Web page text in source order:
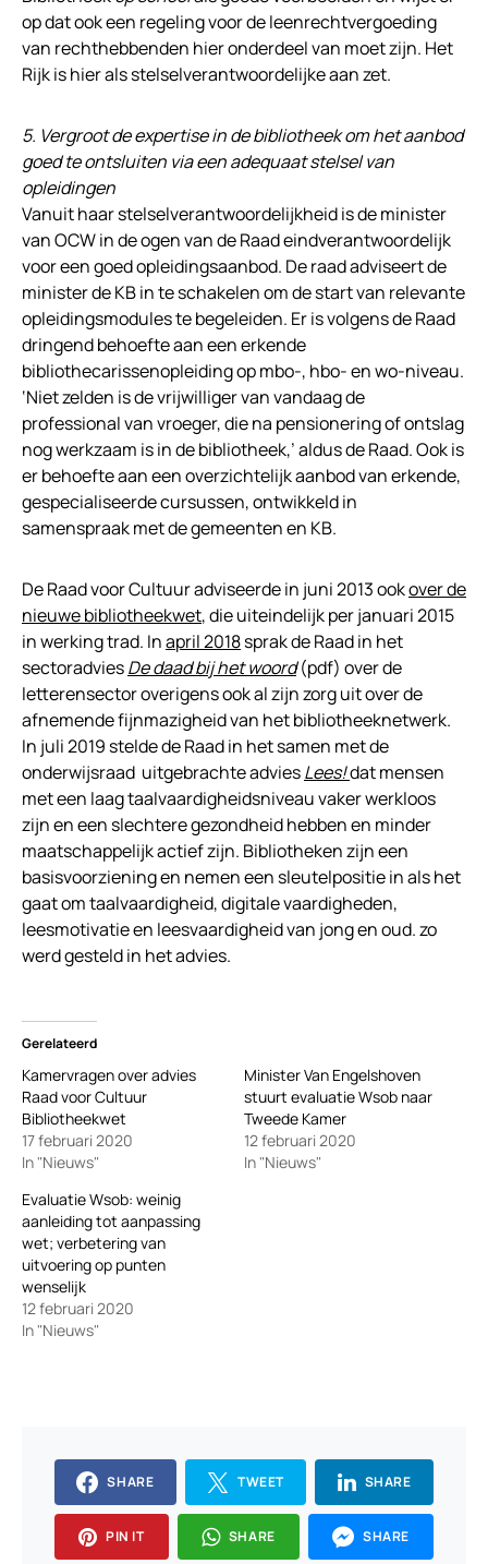
op dat ook een regeling voor de leenrechtvergoeding
van rechthebbenden hier onderdeel van moet zijn. Het
Rijk is hier als stelselverantwoordelijke aan zet.
5. Vergroot de expertise in de bibliotheek om het aanbod
goed te ontsluiten via een adequaat stelsel van
opleidingen
Vanuit haar stelselverantwoordelijkheid is de minister
van OCW in de ogen van de Raad eindverantwoordelijk
voor een goed opleidingsaanbod. De raad adviseert de
minister de KB in te schakelen om de start van relevante
opleidingsmodules te begeleiden. Er is volgens de Raad
dringend behoefte aan een erkende
bibliothecarissenopleiding op mbo-, hbo- en wo-niveau.
‘Niet zelden is de vrijwilliger van vandaag de
professional van vroeger, die na pensionering of ontslag
nog werkzaam is in de bibliotheek,’ aldus de Raad. Ook is
er behoefte aan een overzichtelijk aanbod van erkende,
gespecialiseerde cursussen, ontwikkeld in
samenspraak met de gemeenten en KB.
De Raad voor Cultuur adviseerde in juni 2013 ookover de
nieuwe bibliotheekwet, die uiteindelijk per januari 2015
in werking trad. Inapril 2018sprak de Raad in het
sectoradviesDe daad bij het woord(pdf) over de
letterensector overigens ook al zijn zorg uit over de
afnemende fijnmazigheid van het bibliotheeknetwerk.
In juli 2019 stelde de Raad in het samen met de
onderwijsraad uitgebrachte adviesLees!dat mensen
met een laag taalvaardigheidsniveau vaker werkloos
zijn en een slechtere gezondheid hebben en minder
maatschappelijk actief zijn. Bibliotheken zijn een
basisvoorziening en nemen een sleutelpositie in als het
gaat om taalvaardigheid, digitale vaardigheden,
leesmotivatie en leesvaardigheid van jong en oud. zo
werd gesteld in het advies.
Gerelateerd
Kamervragen over advies
Raad voor Cultuur
Bibliotheekwet
17 februari 2020
In "Nieuws"
Minister Van Engelshoven
stuurt evaluatie Wsob naar
Tweede Kamer
12 februari 2020
In "Nieuws"
Evaluatie Wsob: weinig
aanleiding tot aanpassing
wet; verbetering van
uitvoering op punten
wenselijk
12 februari 2020
In "Nieuws"
SHARE TWEET SHARE
PIN IT SHARE SHARE